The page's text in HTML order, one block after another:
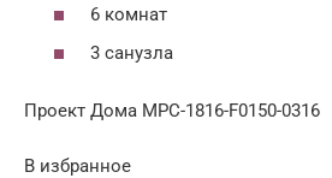
6 комнат
3 санузла
Проект Дома MPC-1816-F0150-0316
В избранное